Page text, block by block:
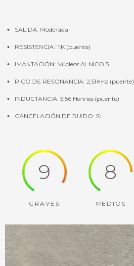
SALIDA: Moderada
RESISTENCIA: 11K (puente)
IMANTACIÓN: Núcleos ALNICO 5
PICO DE RESONANCIA: 2,51KHz (puente)
INDUCTANCIA: 5,56 Henries (puente)
CANCELACIÓN DE RUIDO: Si
9
GRAVES
8
MEDIOS